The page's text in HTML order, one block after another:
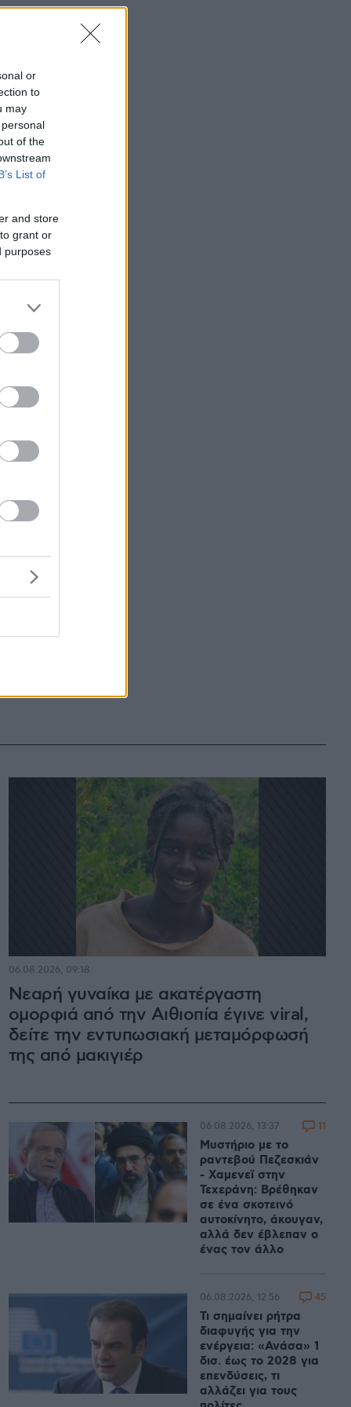
or
to
may
of the
List of
and store
grant or
purposes
Νεαρή γυναίκα με ακατέργαστη
ομορφιά από την Αιθιοπία έγινε viral,
δείτε την εντυπωσιακή μεταμόρφωσή
της από μακιγιέρ
06.08.2026, 09:18
Μυστήριο με το
ραντεβού Πεζεσκιάν
- Χαμενεϊ στην
Τεχεράνη: Βρέθηκαν
σε ένα σκοτεινό
αυτοκίνητο, άκουγαν,
αλλά δεν έβλεπαν ο
ένας τον άλλο
06.08.2026, 13:37 11
Τι σημαίνει ρήτρα
διαφυγής για την
ενέργεια: «Ανάσα» 1
δισ. έως το 2028 για
επενδύσεις, τι
αλλάζει για τους
06.08.2026, 12:56 45